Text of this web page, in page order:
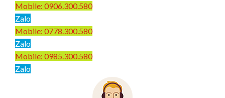
Mobile: 0906.300.580
Zalo
Mobile: 0778.300.580
Zalo
Mobile: 0985.300.580
Zalo